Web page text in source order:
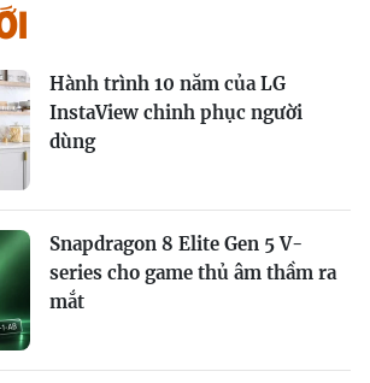
Hành trình 10 năm của LG
InstaView chinh phục người
dùng
Snapdragon 8 Elite Gen 5 V-
series cho game thủ âm thầm ra
mắt